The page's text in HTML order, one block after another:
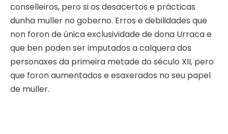
conselleiros, pero si os desacertos e prácticas
dunha muller no goberno. Erros e debilidades que
non foron de única exclusividade de dona Urraca e
que ben poden ser imputados a calquera dos
personaxes da primeira metade do século XII, pero
que foron aumentados e esaxerados no seu papel
de muller.